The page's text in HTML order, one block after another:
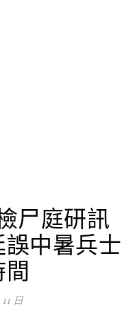
尸庭研訊
中暑兵士
日